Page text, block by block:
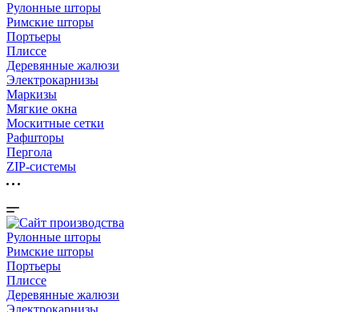
Рулонные шторы
Римские шторы
Портьеры
Плиссе
Деревянные жалюзи
Электрокарнизы
Маркизы
Мягкие окна
Москитные сетки
Рафшторы
Пергола
ZIP-системы
Рулонные шторы
Римские шторы
Портьеры
Плиссе
Деревянные жалюзи
Электрокарнизы